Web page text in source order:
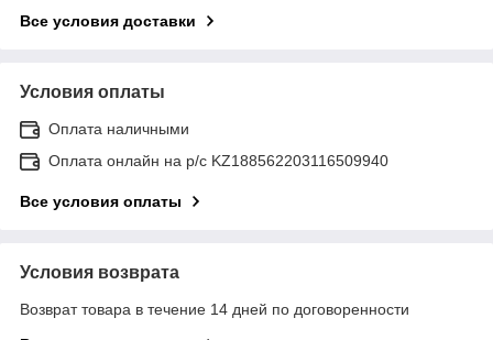
Все условия доставки
Условия оплаты
Оплата наличными
Оплата онлайн на р/с KZ188562203116509940
Все условия оплаты
Условия возврата
Возврат товара в течение 14 дней по договоренности